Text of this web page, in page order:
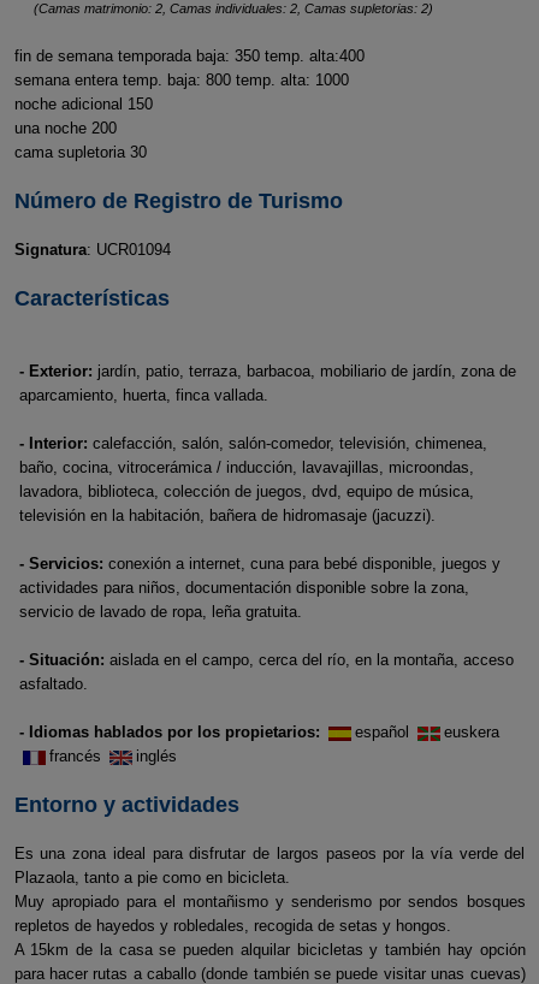
(Camas matrimonio: 2, Camas individuales: 2, Camas supletorias: 2)
fin de semana temporada baja: 350 temp. alta:400
semana entera temp. baja: 800 temp. alta: 1000
noche adicional 150
una noche 200
cama supletoria 30
Número de Registro de Turismo
Signatura: UCR01094
Características
- Exterior: jardín, patio, terraza, barbacoa, mobiliario de jardín, zona de
aparcamiento, huerta, finca vallada.
- Interior: calefacción, salón, salón-comedor, televisión, chimenea,
baño, cocina, vitrocerámica / inducción, lavavajillas, microondas,
lavadora, biblioteca, colección de juegos, dvd, equipo de música,
televisión en la habitación, bañera de hidromasaje (jacuzzi).
- Servicios: conexión a internet, cuna para bebé disponible, juegos y
actividades para niños, documentación disponible sobre la zona,
servicio de lavado de ropa, leña gratuita.
- Situación: aislada en el campo, cerca del río, en la montaña, acceso
asfaltado.
- Idiomas hablados por los propietarios: español
euskera
francés
inglés
Entorno y actividades
Es una zona ideal para disfrutar de largos paseos por la vía verde del
Plazaola, tanto a pie como en bicicleta.
Muy apropiado para el montañismo y senderismo por sendos bosques
repletos de hayedos y robledales, recogida de setas y hongos.
A 15km de la casa se pueden alquilar bicicletas y también hay opción
para hacer rutas a caballo (donde también se puede visitar unas cuevas)